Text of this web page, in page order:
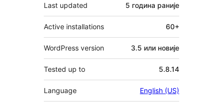
Last updated 5 година раније
Active installations 60+
WordPress version 3.5 или новије
Tested up to 5.8.14
Language English (US)